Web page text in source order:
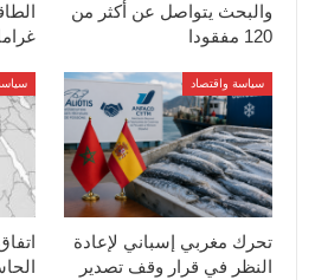
والبحث يتواصل عن أكثر من
120 مفقودا
سياسة واقتصاد
تحرك مغربي إسباني لإعادة
النظر في قرار وقف تصدير